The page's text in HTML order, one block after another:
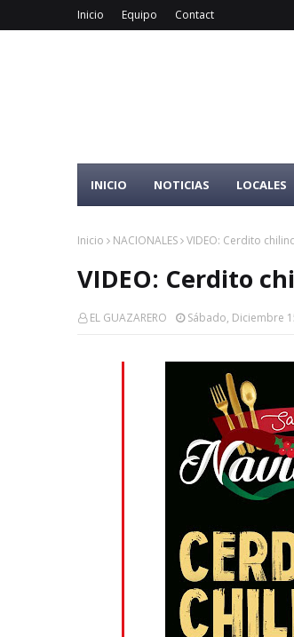
Inicio Equipo Contact
INICIO NOTICIAS LOCALES
Inicio NACIONALES VIDEO: Cerdito
VIDEO: Cerdito
EL GUAZARERO Sábado, Diciembre